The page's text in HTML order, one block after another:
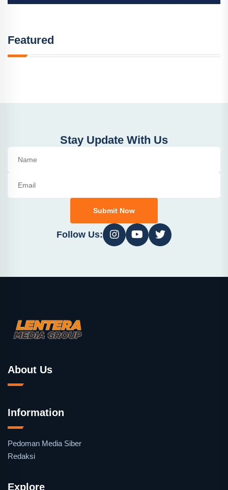
Featured
Stay Update With Us
Submit Now
Follow Us:
About Us
Information
Pedoman Media Siber
Redaksi
Explore